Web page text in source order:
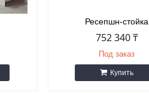
Ресепшн-стойка
752 340 ₸
Под заказ
Купить